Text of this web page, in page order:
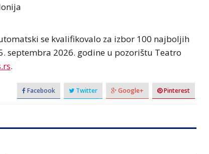
se kvalifikovalo za izbor 100 najboljih
septembra 2026. godine u pozorištu Teatro
.
Facebook Twitter Google+ Pinterest